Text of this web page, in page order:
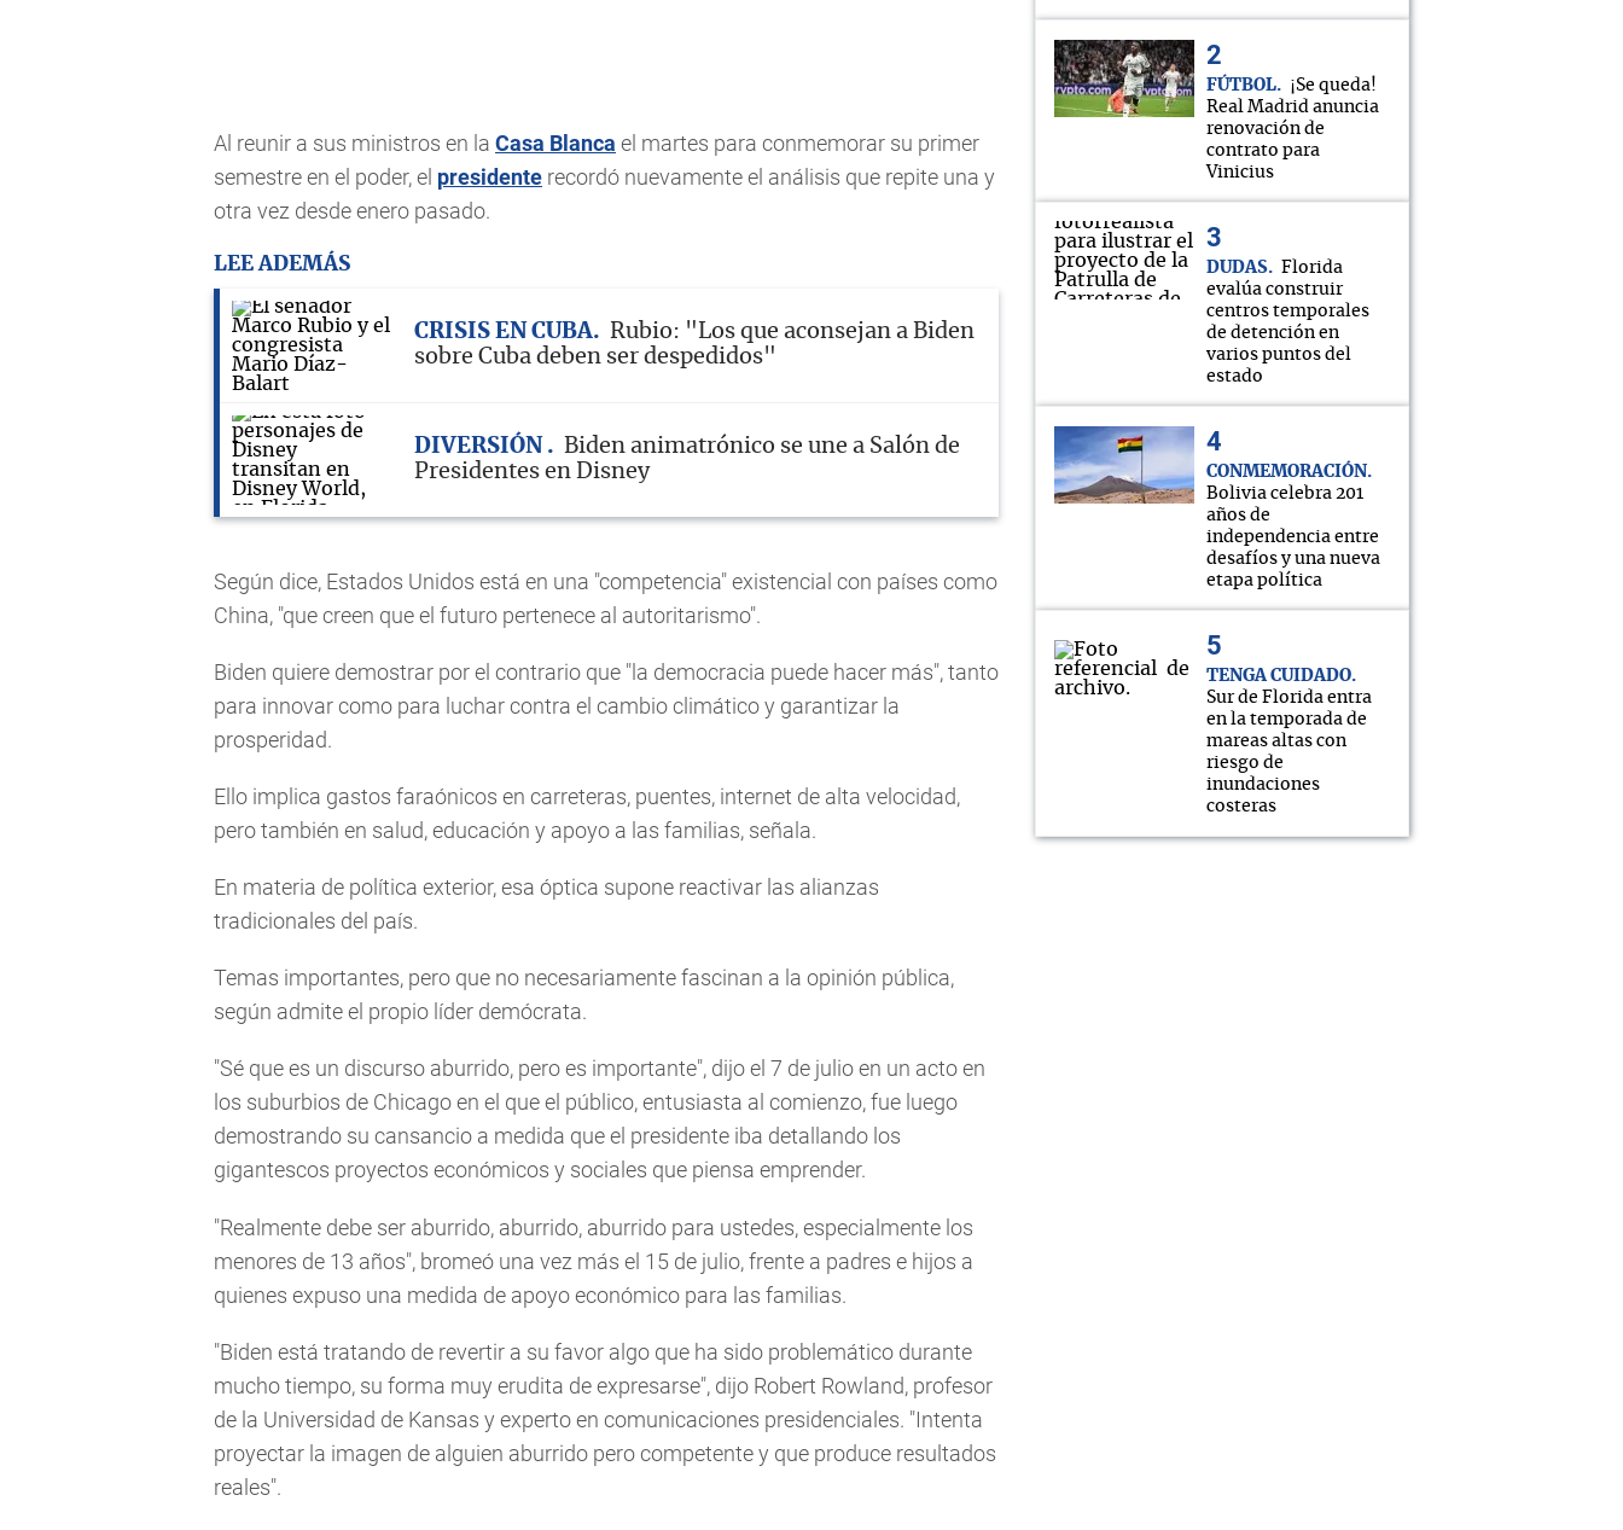
Al reunir a sus ministros en la Casa Blanca el martes para conmemorar su primer
semestre en el poder, el presidente recordó nuevamente el análisis que repite una y
otra vez desde enero pasado.
LEE ADEMÁS
CRISIS EN CUBA
Rubio: "Los que aconsejan a Biden
sobre Cuba deben ser despedidos"
DIVERSIÓN
Biden animatrónico se une a Salón de
Presidentes en Disney
Según dice, Estados Unidos está en una "competencia" existencial con países como
China, "que creen que el futuro pertenece al autoritarismo".
Biden quiere demostrar por el contrario que "la democracia puede hacer más", tanto
para innovar como para luchar contra el cambio climático y garantizar la
prosperidad.
Ello implica gastos faraónicos en carreteras, puentes, internet de alta velocidad,
pero también en salud, educación y apoyo a las familias, señala.
En materia de política exterior, esa óptica supone reactivar las alianzas
tradicionales del país.
Temas importantes, pero que no necesariamente fascinan a la opinión pública,
según admite el propio líder demócrata.
"Sé que es un discurso aburrido, pero es importante", dijo el 7 de julio en un acto en
los suburbios de Chicago en el que el público, entusiasta al comienzo, fue luego
demostrando su cansancio a medida que el presidente iba detallando los
gigantescos proyectos económicos y sociales que piensa emprender.
"Realmente debe ser aburrido, aburrido, aburrido para ustedes, especialmente los
menores de 13 años", bromeó una vez más el 15 de julio, frente a padres e hijos a
quienes expuso una medida de apoyo económico para las familias.
"Biden está tratando de revertir a su favor algo que ha sido problemático durante
mucho tiempo, su forma muy erudita de expresarse", dijo Robert Rowland, profesor
de la Universidad de Kansas y experto en comunicaciones presidenciales. "Intenta
proyectar la imagen de alguien aburrido pero competente y que produce resultados
reales".
FÚTBOL
¡Se queda!
Real Madrid anuncia
renovación de
contrato para
Vinicius
DUDAS
Florida
evalúa construir
centros temporales
de detención en
varios puntos del
estado
CONMEMORACIÓN
Bolivia celebra 201
años de
independencia entre
desafíos y una nueva
etapa política
TENGA CUIDADO
Sur de Florida entra
en la temporada de
mareas altas con
riesgo de
inundaciones
costeras